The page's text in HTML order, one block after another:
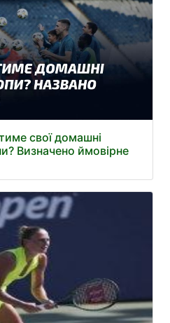
свої домашні
Визначено ймовірне